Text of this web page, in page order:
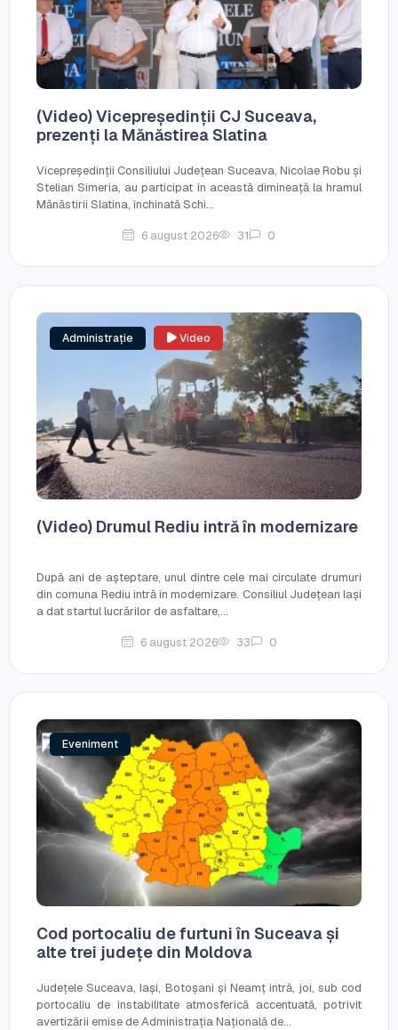
(Video) Vicepreședinții CJ Suceava,
prezenți la Mănăstirea Slatina
Vicepreședinții Consiliului Județean Suceava, Nicolae Robu și
Stelian Simeria, au participat în această dimineață la hramul
Mănăstirii Slatina, închinată Schi...
6 august 2026 31 0
Administrație Video
(Video) Drumul Rediu intră în modernizare
După ani de așteptare, unul dintre cele mai circulate drumuri
din comuna Rediu intră în modernizare. Consiliul Județean Iași
a dat startul lucrărilor de asfaltare,...
6 august 2026 33 0
Eveniment
Cod portocaliu de furtuni în Suceava și
alte trei județe din Moldova
Județele Suceava, Iași, Botoșani și Neamț intră, joi, sub cod
portocaliu de instabilitate atmosferică accentuată, potrivit
avertizării emise de Administrația Națională de...